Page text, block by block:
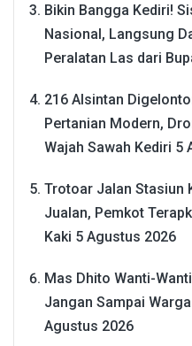
Bikin Bangga Kediri!
Nasional, Langsung
Peralatan Las dari
216 Alsintan
Pertanian Modern,
Wajah Sawah Kediri 5
Trotoar Jalan Stasiun
Jualan, Pemkot
Kaki 5 Agustus 2026
Mas Dhito Wanti-
Jangan Sampai
Agustus 2026